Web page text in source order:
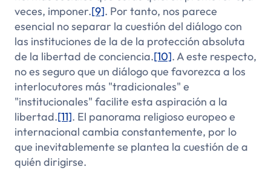
veces, imponer.[9]. Por tanto, nos parece
esencial no separar la cuestión del diálogo con
las instituciones de la de la protección absoluta
de la libertad de conciencia.[10]. A este respecto,
no es seguro que un diálogo que favorezca a los
interlocutores más "tradicionales" e
"institucionales" facilite esta aspiración a la
libertad.[11]. El panorama religioso europeo e
internacional cambia constantemente, por lo
que inevitablemente se plantea la cuestión de a
quién dirigirse.